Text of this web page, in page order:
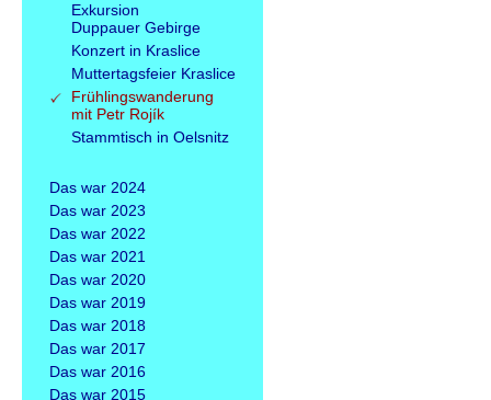
Exkursion
Duppauer Gebirge
Konzert in Kraslice
Muttertagsfeier Kraslice
Frühlingswanderung
mit Petr Rojík
Stammtisch in Oelsnitz
Das war 2024
Das war 2023
Das war 2022
Das war 2021
Das war 2020
Das war 2019
Das war 2018
Das war 2017
Das war 2016
Das war 2015